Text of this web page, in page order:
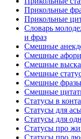
Прикольные
Прикольные
Словарь
и фраз
Смешные
Смешные
Смешные
Смешные
Смешные фразы
Смешные
Статусы в
Статусы для
Статусы для
Статусы про
Статусы про